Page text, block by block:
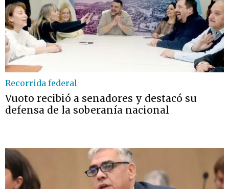
Recorrida federal
Vuoto recibió a senadores y destacó su
defensa de la soberanía nacional